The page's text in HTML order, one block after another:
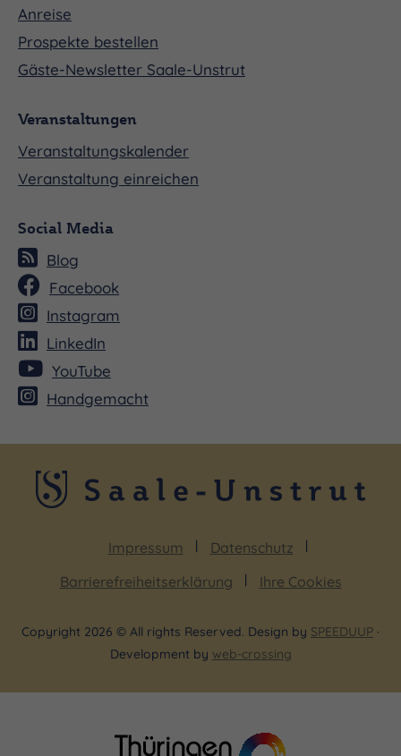
Anreise
Prospekte bestellen
Gäste-Newsletter Saale-Unstrut
Veranstaltungen
Veranstaltungskalender
Veranstaltung einreichen
Social Media
Blog
Facebook
Instagram
LinkedIn
YouTube
Handgemacht
Impressum
Datenschutz
Barrierefreiheitserklärung
Ihre Cookies
Copyright 2026 © All rights Reserved. Design by SPEEDUUP ·
Development by web-crossing